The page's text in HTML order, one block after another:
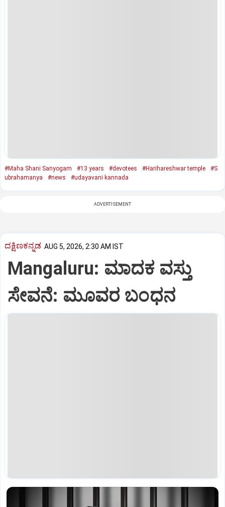
#Maha Shani Sanyogam #13 years #​​devotees #Harihareshwar temple
#S
ubrahamanya
#news #udayavani kannada
ADVERTISEMENT
ದಕ್ಷಿಣಕನ್ನಡ AUG 5, 2026, 2:30 AM IST
Mangaluru: ಮಾದಕ ವಸ್ತು
ಸೇವನೆ: ಮೂವರ ಬಂಧನ